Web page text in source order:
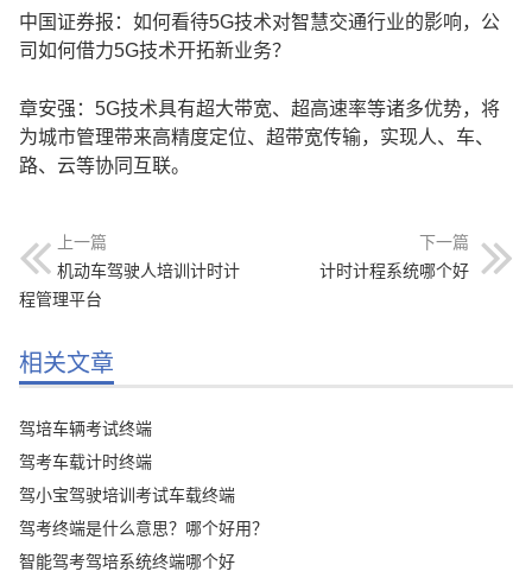
中国证券报：如何看待5G技术对智慧交通行业的影响，公
司如何借力5G技术开拓新业务？
章安强：5G技术具有超大带宽、超高速率等诸多优势，将
为城市管理带来高精度定位、超带宽传输，实现人、车、
路、云等协同互联。
上一篇
机动车驾驶人培训计时计
程管理平台
下一篇
计时计程系统哪个好
相关文章
驾培车辆考试终端
驾考车载计时终端
驾小宝驾驶培训考试车载终端
驾考终端是什么意思？哪个好用？
智能驾考驾培系统终端哪个好